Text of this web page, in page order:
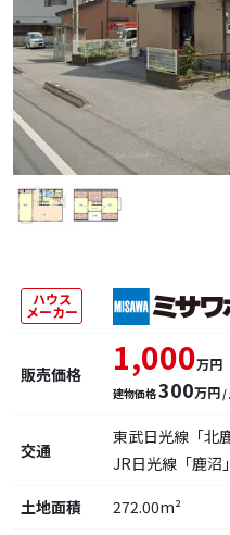
ハウス
メーカー
販売価格 1,000万円
建物価格300万円/
交通
東武日光線「北
JR日光線「鹿沼
土地面積
272.00m²